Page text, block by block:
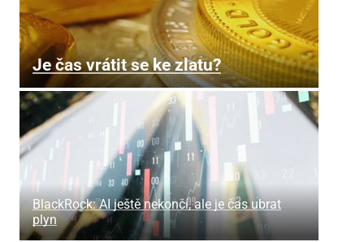
Je čas vrátit se ke zlatu?
BlackRock: AI ještě nekončí, ale je čas ubrat
plyn